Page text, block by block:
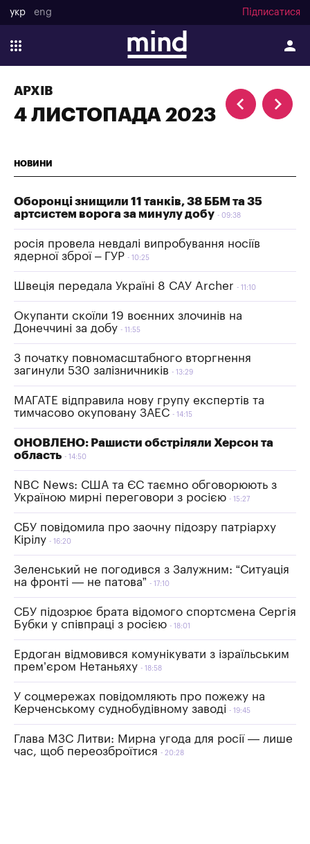
укр eng Підписатися
АРХІВ
4 ЛИСТОПАДА 2023
НОВИНИ
Оборонці знищили 11 танків, 38 ББМ та 35
артсистем ворога за минулу добу
09:38
росія провела невдалі випробування носіїв
ядерної зброї – ГУР
10:25
Швеція передала Україні 8 САУ Archer 11:10
Окупанти скоїли 19 воєнних злочинів на
Донеччині за добу
11:55
З початку повномасштабного вторгнення
загинули 530 залізничників
13:29
МАГАТЕ відправила нову групу експертів та
тимчасово окуповану ЗАЕС
14:15
ОНОВЛЕНО: Рашисти обстріляли Херсон та
область
14:50
NBC News: США та ЄС таємно обговорюють з
Україною мирні переговори з росією
15:27
СБУ повідомила про заочну підозру патріарху
Кірілу
16:20
Зеленський не погодився з Залужним: “Ситуація
на фронті — не патова”
17:10
СБУ підозрює брата відомого спортсмена Сергія
Бубки у співпраці з росією
18:01
Ердоган відмовився комунікувати з ізраїльським
прем’єром Нетаньяху
18:58
У соцмережах повідомляють про пожежу на
Керченському суднобудівному заводі
19:45
Глава МЗС Литви: Мирна угода для росії — лише
час, щоб переозброїтися
20:28